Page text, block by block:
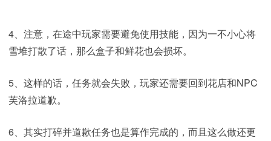
4、注意，在途中玩家需要避免使用技能，因为一不小心将
雪堆打散了话，那么盒子和鲜花也会损坏。
5、这样的话，任务就会失败，玩家还需要回到花店和NPC
芙洛拉道歉。
6、其实打碎并道歉任务也是算作完成的，而且这么做还更